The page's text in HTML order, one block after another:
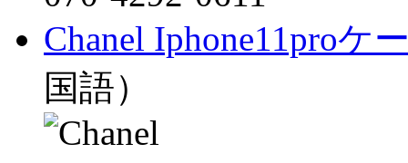
Chanel Iphone11proケ
国語）